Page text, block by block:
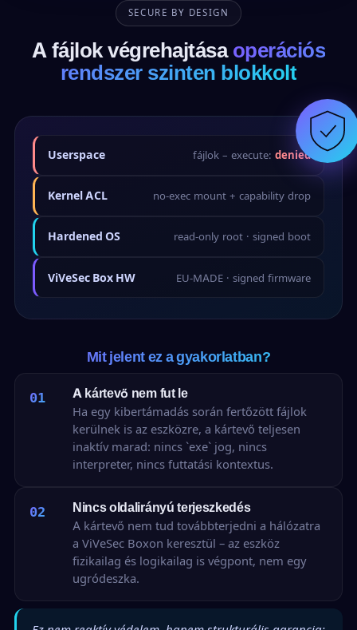
SECURE BY DESIGN
A fájlok végrehajtásaoperációs
rendszer szinten blokkolt
Userspace fájlok – execute: denied
Kernel ACL no-exec mount + capability drop
Hardened OS read-only root · signed boot
ViVeSec Box HW EU-MADE · signed firmware
Mit jelent ez a gyakorlatban?
01 A kártevő nem fut le
Ha egy kibertámadás során fertőzött fájlok
kerülnek is az eszközre, a kártevő teljesen
inaktív marad: nincs `exe` jog, nincs
interpreter, nincs futtatási kontextus.
02 Nincs oldalirányú terjeszkedés
A kártevő nem tud továbbterjedni a hálózatra
a ViVeSec Boxon keresztül – az eszköz
fizikailag és logikailag is végpont, nem egy
ugródeszka.